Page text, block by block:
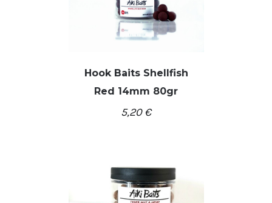
Hook Baits Shellfish
Red 14mm 80gr
5,20€